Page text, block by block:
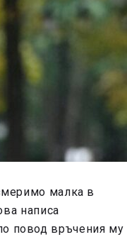
малка в
написа
повод връчения му